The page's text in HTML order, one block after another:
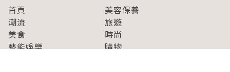
首頁
美容保養
潮流
旅遊
美食
時尚
藝能娛樂
購物